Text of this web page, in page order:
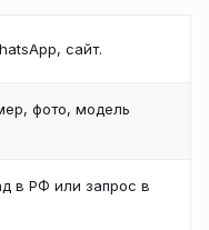
сайт.
фото, модель
в РФ или запрос в